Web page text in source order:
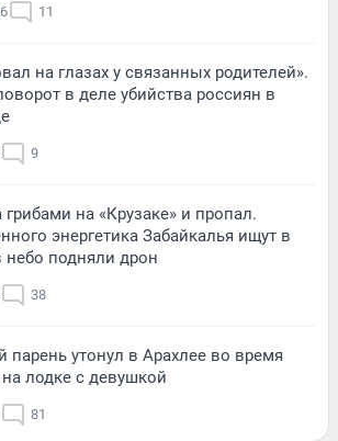
11
на глазах у связанных родителей».
в деле убийства россиян в
9
грибами на «Крузаке» и пропал.
энергетика Забайкалья ищут в
небо подняли дрон
38
парень утонул в Арахлее во время
на лодке с девушкой
81